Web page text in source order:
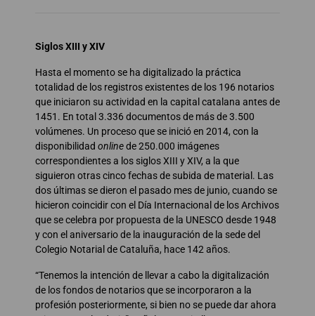
Siglos XIII y XIV
Hasta el momento se ha digitalizado la práctica
totalidad de los registros existentes de los 196 notarios
que iniciaron su actividad en la capital catalana antes de
1451. En total 3.336 documentos de más de 3.500
volúmenes. Un proceso que se inició en 2014, con la
disponibilidad onlinede 250.000 imágenes
correspondientes a los siglos XIII y XIV, a la que
siguieron otras cinco fechas de subida de material. Las
dos últimas se dieron el pasado mes de junio, cuando se
hicieron coincidir con el Día Internacional de los Archivos
que se celebra por propuesta de la UNESCO desde 1948
y con el aniversario de la inauguración de la sede del
Colegio Notarial de Cataluña, hace 142 años.
“Tenemos la intención de llevar a cabo la digitalización
de los fondos de notarios que se incorporaron a la
profesión posteriormente, si bien no se puede dar ahora